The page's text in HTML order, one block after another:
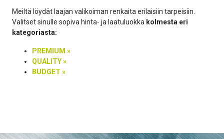
Meiltä löydät laajan valikoiman renkaita erilaisiin tarpeisiin.
Valitset sinulle sopiva hinta- ja laatuluokka kolmesta eri
kategoriasta:
PREMIUM »
QUALITY »
BUDGET »